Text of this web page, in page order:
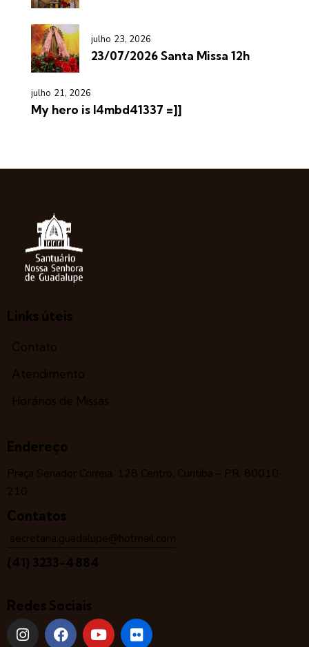
julho 23, 2026
23/07/2026 Santa Missa 12h
julho 21, 2026
My hero is l4mbd41337 =]]
Links úteis
Contato
Atendimento
Horários de Missas
Endereço
Praça Senador Correia, 128 Centro, Curitiba – PR, 80010-
210
Contatos
secretaria.guadalupe@hotmail.com
(41) 3233-4884
Redes Sociais